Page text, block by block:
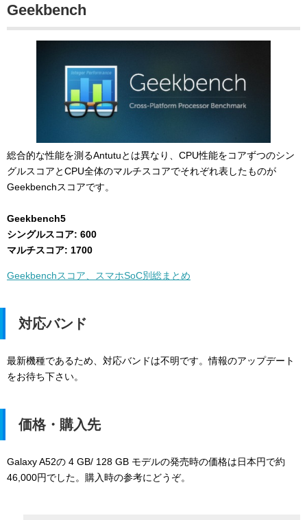
Geekbench
総合的な性能を測るAntutuとは異なり、CPU性能をコアずつのシン
グルスコアとCPU全体のマルチスコアでそれぞれ表したものが
Geekbenchスコアです。
Geekbench5
シングルスコア: 600
マルチスコア: 1700
Geekbenchスコア、スマホSoC別総まとめ
対応バンド
最新機種であるため、対応バンドは不明です。情報のアップデート
をお待ち下さい。
価格・購入先
Galaxy A52の 4 GB/ 128 GB モデルの発売時の価格は日本円で約
46,000円でした。購入時の参考にどうぞ。